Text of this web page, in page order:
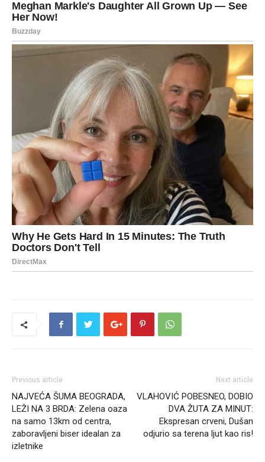
Previous article
NAJVEĆA ŠUMA BEOGRADA,
LEŽI NA 3 BRDA: Zelena oaza
na samo 13km od centra,
zaboravljeni biser idealan za
izletnike
Next article
VLAHOVIĆ POBESNEO, DOBIO
DVA ŽUTA ZA MINUT:
Ekspresan crveni, Dušan
odjurio sa terena ljut kao ris!